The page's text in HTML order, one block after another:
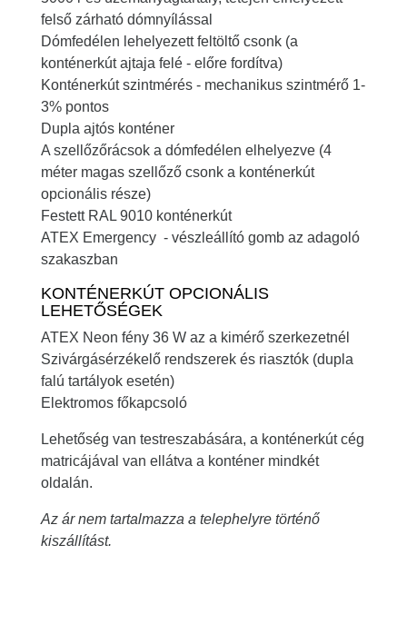
felső zárható dómnyílással
Dómfedélen lehelyezett feltöltő csonk (a
konténerkút ajtaja felé - előre fordítva)
Konténerkút szintmérés - mechanikus szintmérő 1-
3% pontos
Dupla ajtós konténer
A szellőzőrácsok a dómfedélen elhelyezve (4
méter magas szellőző csonk a konténerkút
opcionális része)
Festett RAL 9010 konténerkút
ATEX Emergency - vészleállító gomb az adagoló
szakaszban
KONTÉNERKÚT OPCIONÁLIS
LEHETŐSÉGEK
ATEX Neon fény 36 W az a kimérő szerkezetnél
Szivárgásérzékelő rendszerek és riasztók (dupla
falú tartályok esetén)
Elektromos főkapcsoló
Lehetőség van testreszabására, a konténerkút cég
matricájával van ellátva a konténer mindkét
oldalán.
Az ár nem tartalmazza a telephelyre történő
kiszállítást.